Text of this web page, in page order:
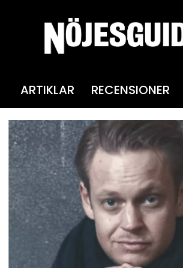
ARTIKLAR RECENSIONER